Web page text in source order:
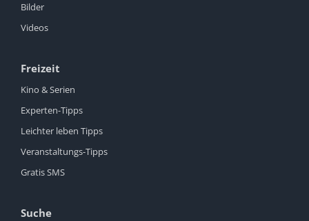
Bilder
Videos
Freizeit
Kino & Serien
Experten-Tipps
Leichter leben Tipps
Veranstaltungs-Tipps
Gratis SMS
Suche